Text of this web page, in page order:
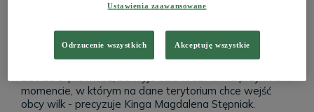
ale księżyc ma z tym niewiele wspólnego. - Wilki
sygnalizują np., że upolowali obiad. W ten sposób
Zdarza się również, że wyje cała rodzina. Na przykład w
momencie, w którym na dane terytorium chce wejść
obcy wilk - precyzuje Kinga Magdalena Stępniak.
Ustawienia zaawansowane
Odrzucenie wszystkich Akceptuję wszystkie